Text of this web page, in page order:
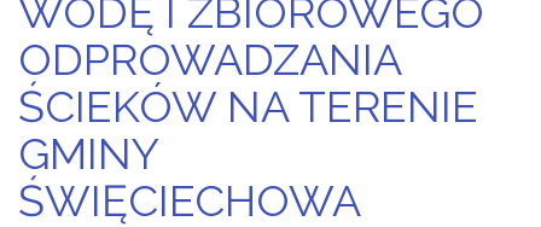
WODĘ I ZBIOROWEGO
ODPROWADZANIA
ŚCIEKÓW NA TERENIE
GMINY
ŚWIĘCIECHOWA